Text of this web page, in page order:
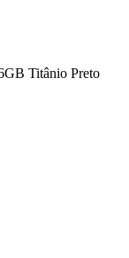
Titânio Preto